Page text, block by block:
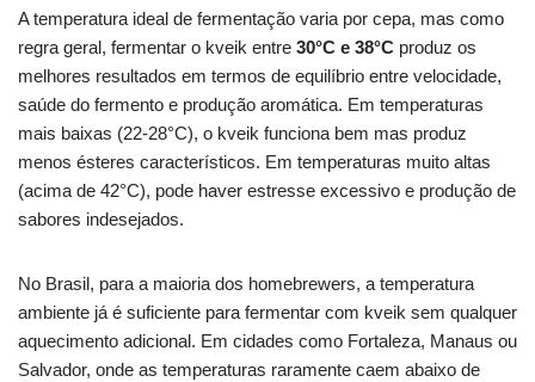
A temperatura ideal de fermentação varia por cepa, mas como
regra geral, fermentar o kveik entre 30°C e 38°C produz os
melhores resultados em termos de equilíbrio entre velocidade,
saúde do fermento e produção aromática. Em temperaturas
mais baixas (22-28°C), o kveik funciona bem mas produz
menos ésteres característicos. Em temperaturas muito altas
(acima de 42°C), pode haver estresse excessivo e produção de
sabores indesejados.
No Brasil, para a maioria dos homebrewers, a temperatura
ambiente já é suficiente para fermentar com kveik sem qualquer
aquecimento adicional. Em cidades como Fortaleza, Manaus ou
Salvador, onde as temperaturas raramente caem abaixo de